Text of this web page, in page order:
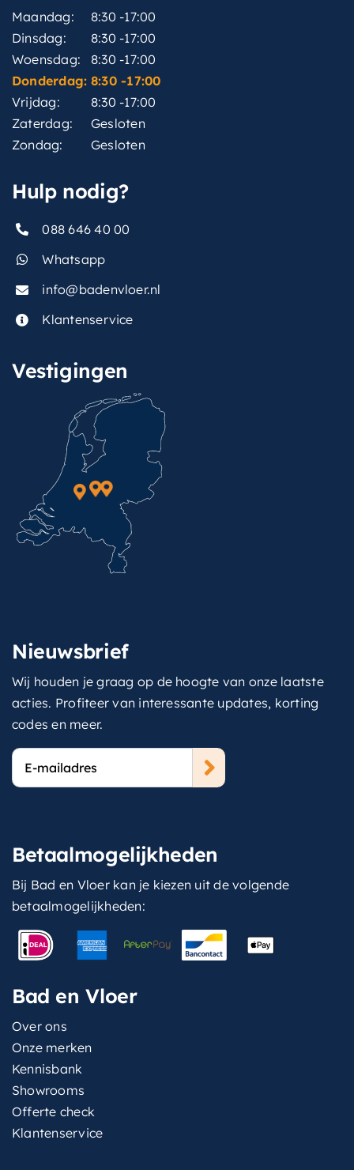
Maandag:
8:30 -17:00
Dinsdag:
8:30 -17:00
Woensdag:
8:30 -17:00
Donderdag: 8:30 -17:00
Vrijdag:
8:30 -17:00
Zaterdag:
Gesloten
Zondag:
Gesloten
Hulp nodig?
088 646 40 00
Whatsapp
info@badenvloer.nl
Klantenservice
Vestigingen
Nieuwsbrief
Wij houden je graag op de hoogte van onze laatste
acties. Profiteer van interessante updates, korting
codes en meer.
E-
mailadres
Betaalmogelijkheden
Bij Bad en Vloer kan je kiezen uit de volgende
betaalmogelijkheden:
Bad en Vloer
Over ons
Onze merken
Kennisbank
Showrooms
Offerte check
Klantenservice